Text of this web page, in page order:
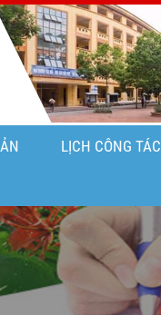
LỊCH CÔNG TÁC